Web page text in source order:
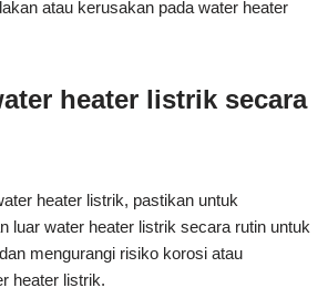
atau kerusakan pada water heater
heater listrik secara
heater listrik, pastikan untuk
luar water heater listrik secara rutin untuk
mengurangi risiko korosi atau
heater listrik.